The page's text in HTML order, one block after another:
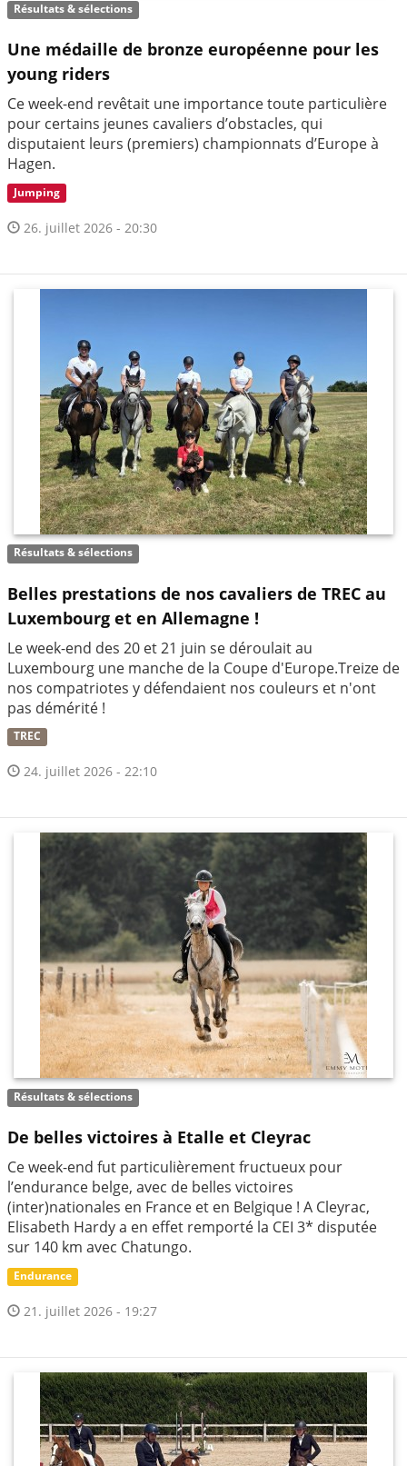
Résultats & sélections
Une médaille de bronze européenne pour les
young riders
Ce week-end revêtait une importance toute particulière
pour certains jeunes cavaliers d’obstacles, qui
disputaient leurs (premiers) championnats d’Europe à
Hagen.
Jumping
26. juillet 2026 - 20:30
Résultats & sélections
Belles prestations de nos cavaliers de TREC au
Luxembourg et en Allemagne !
Le week-end des 20 et 21 juin se déroulait au
Luxembourg une manche de la Coupe d'Europe.Treize de
nos compatriotes y défendaient nos couleurs et n'ont
pas démérité !
TREC
24. juillet 2026 - 22:10
Résultats & sélections
De belles victoires à Etalle et Cleyrac
Ce week-end fut particulièrement fructueux pour
l’endurance belge, avec de belles victoires
(inter)nationales en France et en Belgique ! A Cleyrac,
Elisabeth Hardy a en effet remporté la CEI 3* disputée
sur 140 km avec Chatungo.
Endurance
21. juillet 2026 - 19:27